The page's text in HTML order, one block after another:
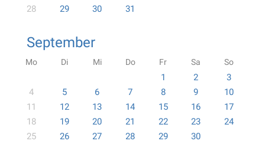
28
29 30 31
September
Mo Di Mi Do Fr Sa So
1 2
3
4
5 6 7 8 9
10
11
12 13 14 15 16
17
18
19 20 21 22 23
24
25
26 27 28 29 30